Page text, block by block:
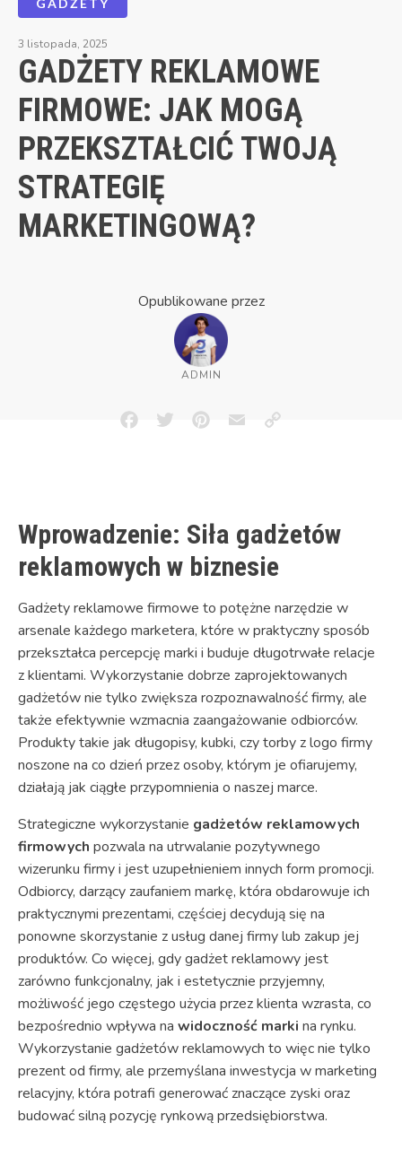
3 listopada, 2025
GADŻETY REKLAMOWE
FIRMOWE: JAK MOGĄ
PRZEKSZTAŁCIĆ TWOJĄ
STRATEGIĘ
MARKETINGOWĄ?
Opublikowane przez
ADMIN
FacebookTwitterPinterestEmailCopy
Wprowadzenie: Siła gadżetów
reklamowych w biznesie
Gadżety reklamowe firmowe to potężne narzędzie w
arsenale każdego marketera, które w praktyczny sposób
przekształca percepcję marki i buduje długotrwałe relacje
z klientami. Wykorzystanie dobrze zaprojektowanych
gadżetów nie tylko zwiększa rozpoznawalność firmy, ale
także efektywnie wzmacnia zaangażowanie odbiorców.
Produkty takie jak długopisy, kubki, czy torby z logo firmy
noszone na co dzień przez osoby, którym je ofiarujemy,
działają jak ciągłe przypomnienia o naszej marce.
Strategiczne wykorzystanie gadżetów reklamowych
firmowych pozwala na utrwalanie pozytywnego
wizerunku firmy i jest uzupełnieniem innych form promocji.
Odbiorcy, darzący zaufaniem markę, która obdarowuje ich
praktycznymi prezentami, częściej decydują się na
ponowne skorzystanie z usług danej firmy lub zakup jej
produktów. Co więcej, gdy gadżet reklamowy jest
zarówno funkcjonalny, jak i estetycznie przyjemny,
możliwość jego częstego użycia przez klienta wzrasta, co
bezpośrednio wpływa na widoczność marki na rynku.
Wykorzystanie gadżetów reklamowych to więc nie tylko
prezent od firmy, ale przemyślana inwestycja w marketing
relacyjny, która potrafi generować znaczące zyski oraz
budować silną pozycję rynkową przedsiębiorstwa.